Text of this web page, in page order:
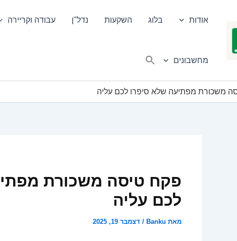
אודות בלוג השקעות נדל"ן עבודה וקריירה
מחשבונים
משכורת מפתיעה שלא סיפרו לכם עליה
פקח טיסה משכורת
לכם עליה
מאת Banku
/ דצמבר 19, 2025